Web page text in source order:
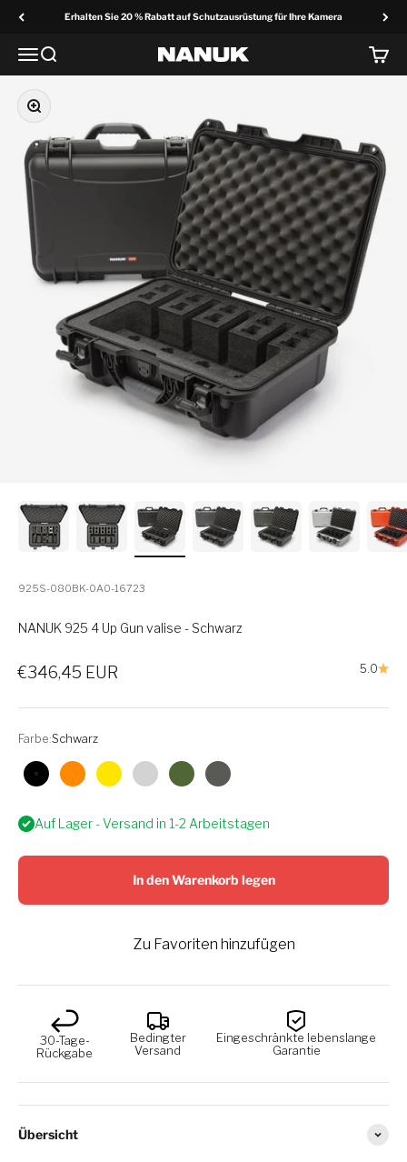
Erhalten Sie 20 % Rabatt auf Schutzausrüstung für Ihre Kamera
MenüSuche NANUK Europa
Vergrößern
925S-080BK-0A0-16723
NANUK 925 4 Up Gun valise - Schwarz
5.0
Verkaufspreis
€346,45 EUR
Farbe:Schwarz
SchwarzOrangeGelb SilberOlive Graphit
Auf Lager - Versand in 1-2 Arbeitstagen
In den Warenkorb legen
Zu Favoriten hinzufügen
30-Tage-
Rückgabe
Bedingter
Versand
Eingeschränkte lebenslange
Garantie
Übersicht